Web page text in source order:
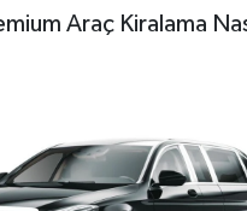
Araç Kiralama